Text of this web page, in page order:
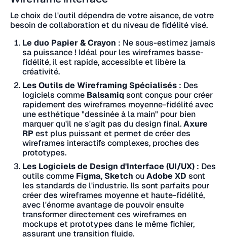
Le choix de l'outil dépendra de votre aisance, de votre
besoin de collaboration et du niveau de fidélité visé.
Le duo Papier & Crayon : Ne sous-estimez jamais
sa puissance ! Idéal pour les wireframes basse-
fidélité, il est rapide, accessible et libère la
créativité.
Les Outils de Wireframing Spécialisés : Des
logiciels comme Balsamiq sont conçus pour créer
rapidement des wireframes moyenne-fidélité avec
une esthétique "dessinée à la main" pour bien
marquer qu'il ne s'agit pas du design final.Axure
RP est plus puissant et permet de créer des
wireframes interactifs complexes, proches des
prototypes.
Les Logiciels de Design d'Interface (UI/UX) : Des
outils comme Figma, Sketch ouAdobe XD sont
les standards de l'industrie. Ils sont parfaits pour
créer des wireframes moyenne et haute-fidélité,
avec l'énorme avantage de pouvoir ensuite
transformer directement ces wireframes en
mockups et prototypes dans le même fichier,
assurant une transition fluide.